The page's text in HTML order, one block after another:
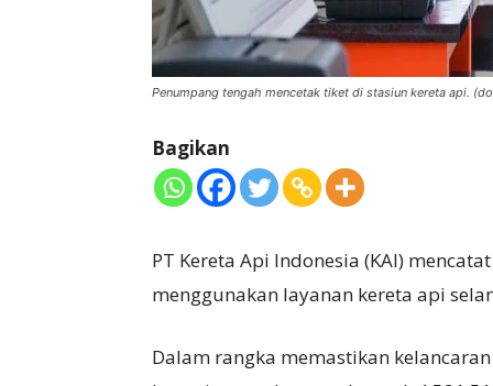
Penumpang tengah mencetak tiket di stasiun kereta api.
Bagikan
PT Kereta Api Indonesia (KAI)
menggunakan layanan kereta api
Dalam rangka memastikan